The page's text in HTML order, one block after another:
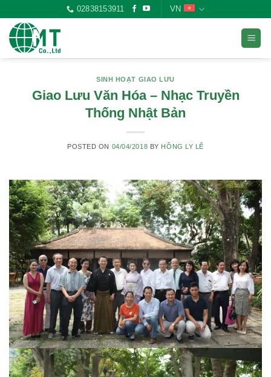
content
02838153911 VN
SINH HOẠT GIAO LƯU
Giao Lưu Văn Hóa – Nhạc Truyền
Thống Nhật Bản
POSTED ON 04/04/2018 BY HỒNG LY LÊ